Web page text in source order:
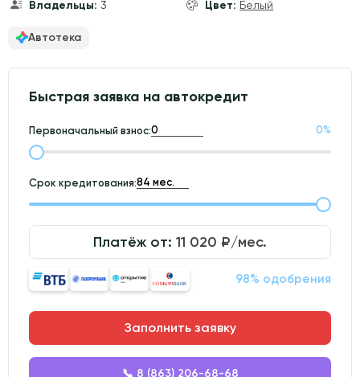
Владельцы: 3 Цвет: Белый
Автотека
Быстрая заявка на автокредит
Первоначальный взнос: 0%
Срок кредитования:
Платёж от: 11 020 ₽/мес.
98% одобрения
Заполнить заявку
📞 8 (863) 206-68-68